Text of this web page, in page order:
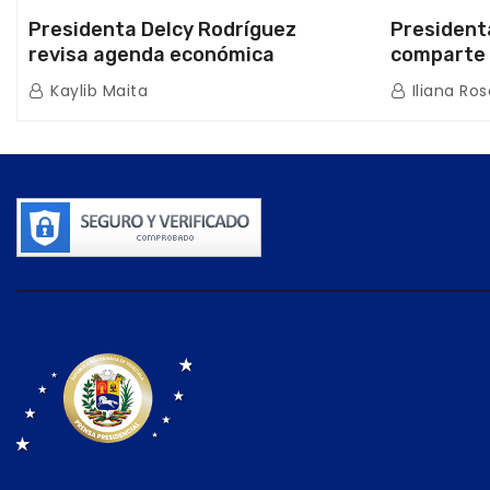
Presidenta Delcy Rodríguez
revisa agenda económica
nacional y la ejecución de fondos
de emergencia post-sismos
Kaylib Maita
comparte
los
Iliana